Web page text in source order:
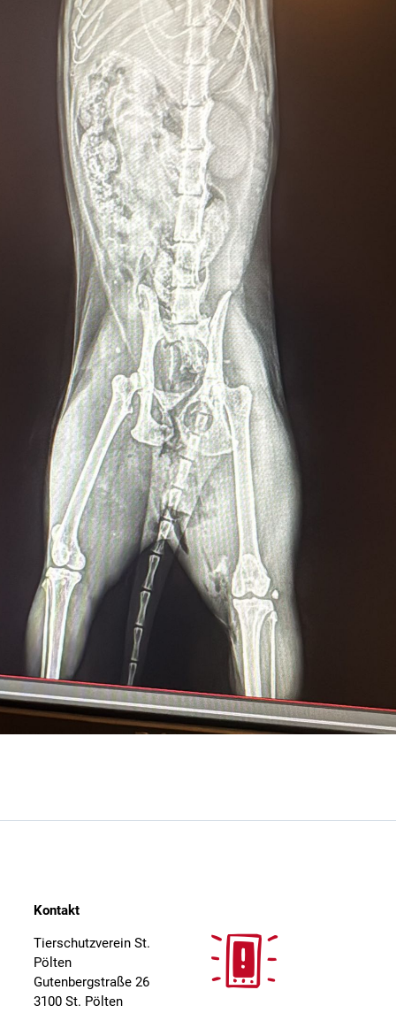
Kontakt
Tierschutzverein St.
Pölten
Gutenbergstraße 26
3100 St. Pölten